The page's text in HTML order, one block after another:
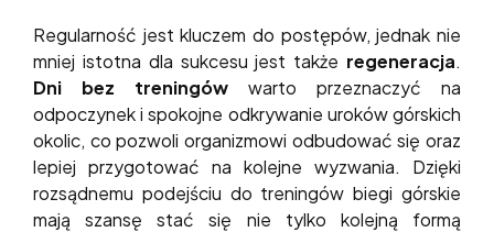
Regularność jest kluczem do postępów, jednak nie
mniej istotna dla sukcesu jest także regeneracja.
Dni bez treningów warto przeznaczyć na
odpoczynek i spokojne odkrywanie uroków górskich
okolic, co pozwoli organizmowi odbudować się oraz
lepiej przygotować na kolejne wyzwania. Dzięki
rozsądnemu podejściu do treningów biegi górskie
mają szansę stać się nie tylko kolejną formą